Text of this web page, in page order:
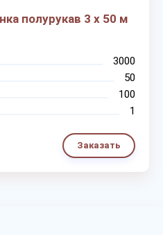
полурукав 3 х 50 м
3000
50
100
1
Заказать